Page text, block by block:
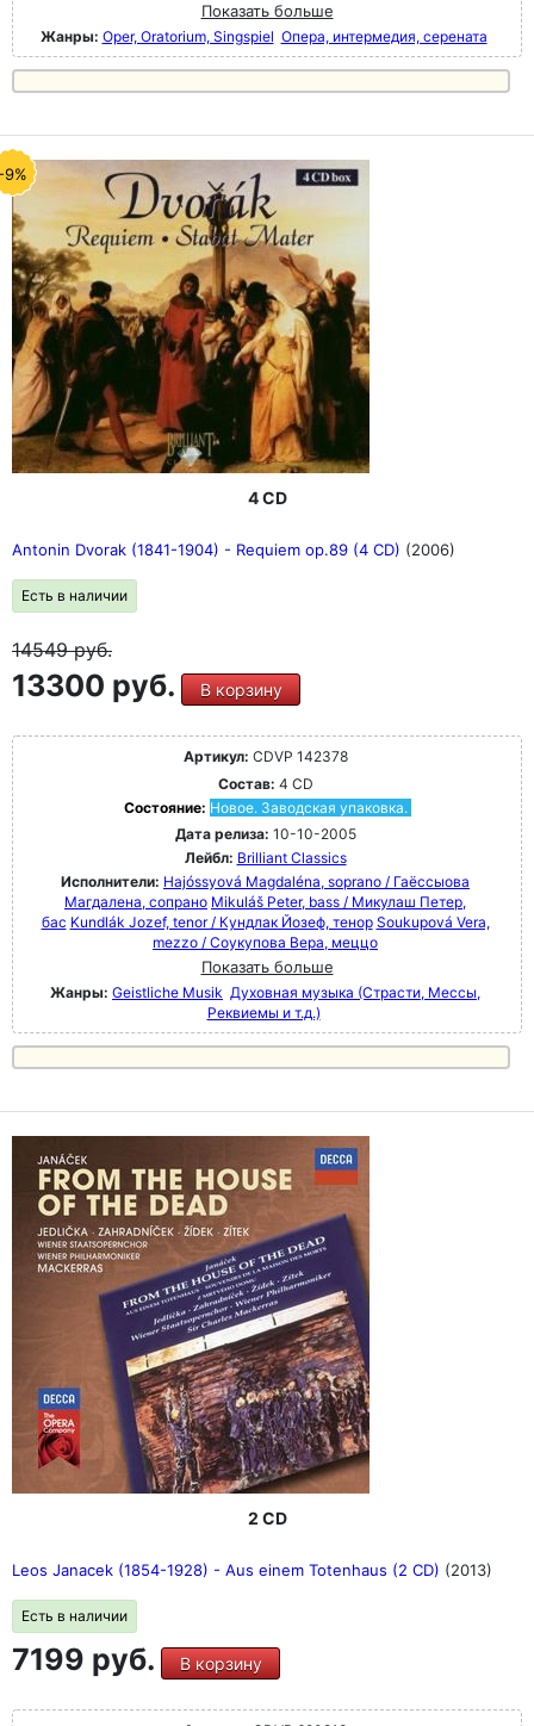
Показать больше
Жанры: Oper, Oratorium, Singspiel Опера, интермедия, серената
9%
4 CD
Antonin Dvorak (1841-1904) - Requiem op.89 (4 CD) (2006)
Есть в наличии
14549руб.
13300 руб. В корзину
Артикул: CDVP 142378
Состав: 4 CD
Состояние: Новое. Заводская упаковка.
Дата релиза: 10-10-2005
Лейбл: Brilliant Classics
Исполнители: Hajóssyová Magdaléna, soprano / Гаёссыова
Магдалена, сопрано Mikuláš Peter, bass / Микулаш Петер,
бас Kundlák Jozef, tenor / Кундлак Йозеф, тенор Soukupová Vera,
mezzo / Соукупова Вера, меццо
Показать больше
Жанры: Geistliche Musik Духовная музыка (Страсти, Мессы,
Реквиемы и т.д.)
2 CD
Leos Janacek (1854-1928) - Aus einem Totenhaus (2 CD) (2013)
Есть в наличии
7199 руб. В корзину